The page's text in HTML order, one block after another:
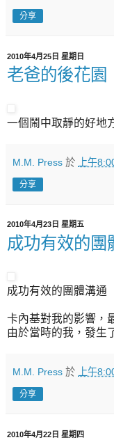
分享
2010年4月25日 星期日
老爸的後花園
一個鬧中取靜的好地
M.M. Press 於 上午
分享
2010年4月23日 星期五
成功有效的團
成功有效的團體溝通
卡內基對我的影響，
由於當時的我，發生
M.M. Press 於 上午
分享
2010年4月22日 星期四